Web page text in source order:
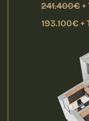
241.400€ +
193.100€ +